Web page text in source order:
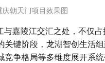
朝天门项目效果图
嘉陵江交汇之处，不仅
键阶段，龙湖智创生活
争格局等多维度展开系